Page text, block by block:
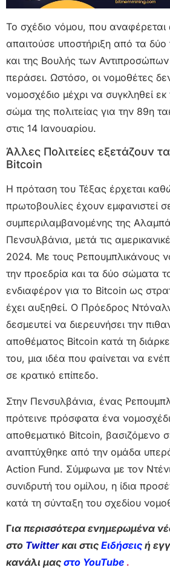
Το σχέδιο νόμου, που
απαιτούσε υποστήριξη από τα δύο
και της Βουλής των
περάσει. Ωστόσο, οι νομοθέτες
νομοσχέδιο μέχρι να συγκληθεί
σώμα της πολιτείας για την 89η
στις 14 Ιανουαρίου.
Άλλες Πολιτείες εξετάζουν
Bitcoin
Η πρόταση του Τέξας έρχεται
πρωτοβουλίες έχουν εμφανιστεί
συμπεριλαμβανομένης της
Πενσυλβάνια, μετά τις
2024. Με τους Ρεπουμπλικάνους
την προεδρία και τα δύο σώματα
ενδιαφέρον για το Bitcoin ως
έχει αυξηθεί. Ο Πρόεδρος
δεσμευτεί να διερευνήσει την
αποθέματος Bitcoin κατά τη
του, μια ιδέα που φαίνεται να
σε κρατικό επίπεδο.
Στην Πενσυλβάνια, ένας
πρότεινε πρόσφατα ένα
αποθεματικό Bitcoin, βασιζόμενο
αναπτύχθηκε από την ομάδα
Action Fund. Σύμφωνα με τον
συνιδρυτή του ομίλου, η ίδια
κατά τη σύνταξη του σχεδίου
Για περισσότερα ενημερωμένα
στο Twitter και στις Ειδήσεις ή
κανάλι μας στο YouTube .